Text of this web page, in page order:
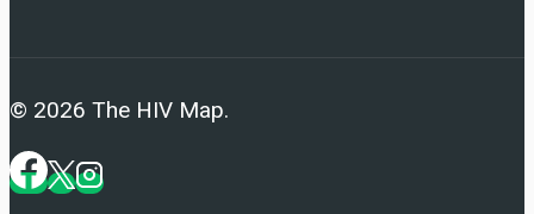
© 2026 The HIV Map.